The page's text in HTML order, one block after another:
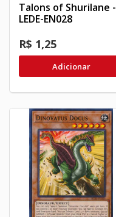
Talons of Shurilane -
LEDE-EN028
R$ 1,25
Adicionar